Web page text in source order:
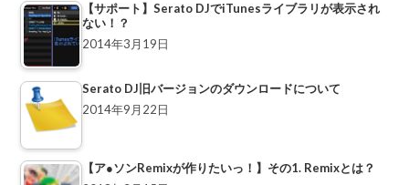
【サポート】Serato DJでiTunesライブラリが表示され
ない！？
2014年3月19日
Serato DJ旧バージョンのダウンロードについて
2014年9月22日
【ア●ソンRemixが作りたいっ！】その1. Remixとは？